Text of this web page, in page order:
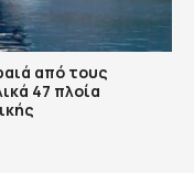
από τους
47 πλοία